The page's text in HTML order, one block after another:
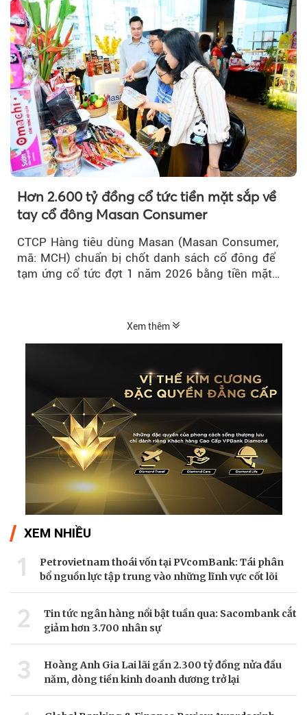
Hơn 2.600 tỷ đồng cổ tức tiền mặt sắp về
tay cổ đông Masan Consumer
CTCP Hàng tiêu dùng Masan (Masan Consumer,
mã: MCH) chuẩn bị chốt danh sách cổ đông để
tạm ứng cổ tức đợt 1 năm 2026 bằng tiền mặt
Xem thêm
XEM NHIỀU
1
Petrovietnam thoái vốn tại PVcomBank: Tái phân
bổ nguồn lực tập trung vào những lĩnh vực cốt lõi
2
Tin tức ngân hàng nổi bật tuần qua: Sacombank cắt
giảm hơn 3.700 nhân sự
3
Hoàng Anh Gia Lai lãi gần 2.300 tỷ đồng nửa đầu
năm, dòng tiền kinh doanh dương trở lại